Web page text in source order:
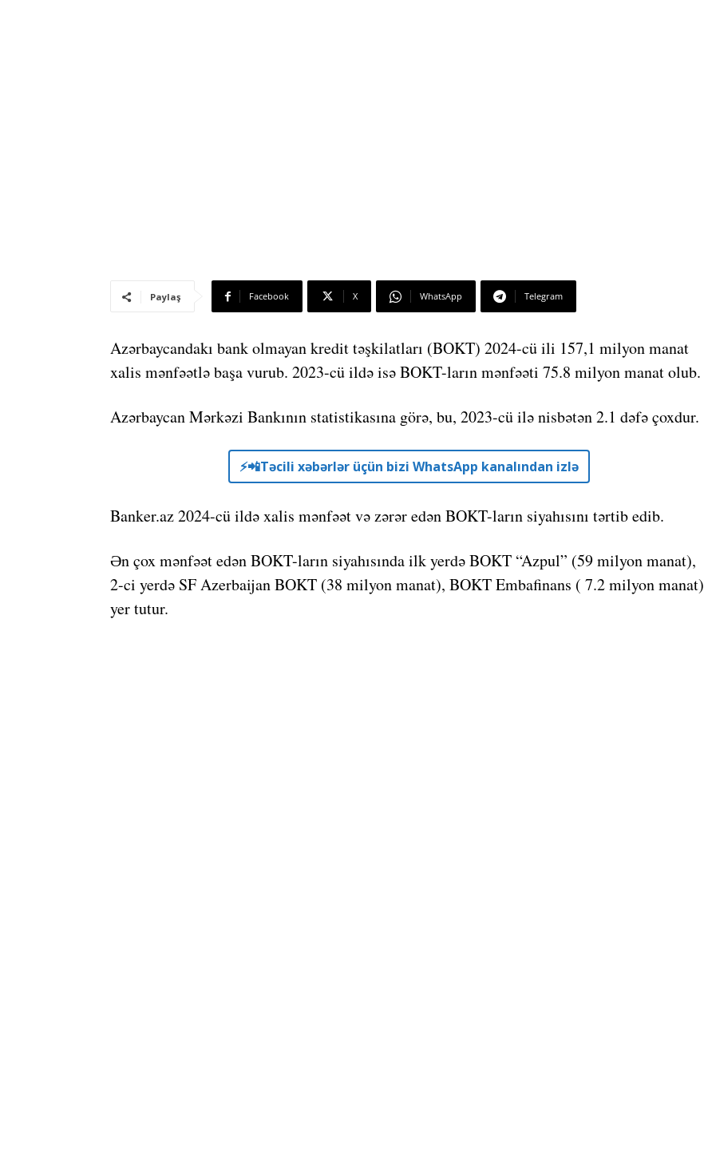
Paylaş Facebook X WhatsApp Telegram
Azərbaycandakı bank olmayan kredit təşkilatları (BOKT) 2024-cü ili 157,1 milyon manat
xalis mənfəətlə başa vurub. 2023-cü ildə isə BOKT-ların mənfəəti 75.8 milyon manat olub.
Azərbaycan Mərkəzi Bankının statistikasına görə, bu, 2023-cü ilə nisbətən 2.1 dəfə çoxdur.
⚡️📲Təcili xəbərlər üçün bizi WhatsApp kanalından izlə
Banker.az 2024-cü ildə xalis mənfəət və zərər edən BOKT-ların siyahısını tərtib edib.
Ən çox mənfəət edən BOKT-ların siyahısında ilk yerdə BOKT “Azpul” (59 milyon manat),
2-ci yerdə SF Azerbaijan BOKT (38 milyon manat), BOKT Embafinans ( 7.2 milyon manat)
yer tutur.